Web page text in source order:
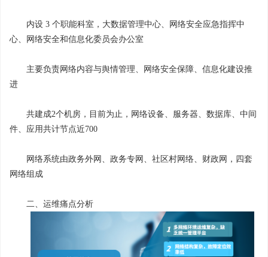
内设 3 个职能科室，大数据管理中心、网络安全应急指挥中
心、网络安全和信息化委员会办公室
主要负责网络内容与舆情管理、网络安全保障、信息化建设推
进
共建成2个机房，目前为止，网络设备、服务器、数据库、中间
件、应用共计节点近700
网络系统由政务外网、政务专网、社区村网络、财政网，四套
网络组成
二、运维痛点分析